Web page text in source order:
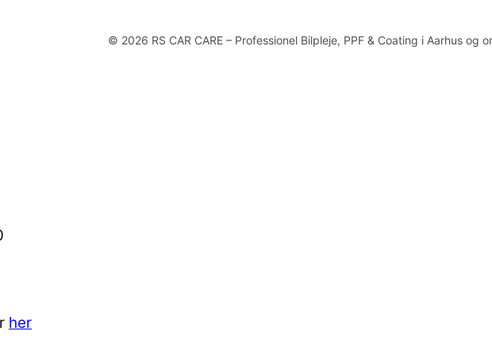
© 2026 RS CAR CARE – Professionel Bilpleje, PPF & Coating i Aarhus og
her